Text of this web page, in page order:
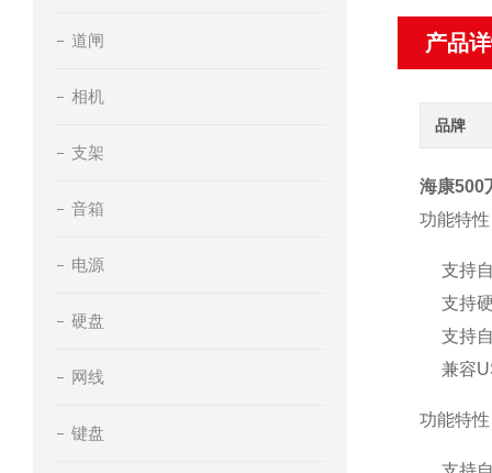
道闸
相机
支架
音箱
电源
硬盘
网线
键盘
产品
品牌
海康500
功能特性
支持
支持
支持
兼容
功能特性